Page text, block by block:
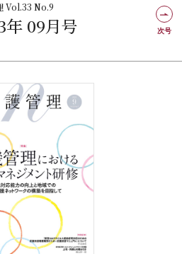
Vol.33 No.9
年 09月号 次号